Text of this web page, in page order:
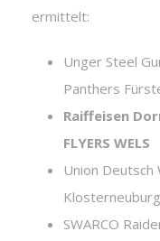
ermittelt:
Unger Steel
Panthers
Raiffeisen
FLYERS WELS
Union Deutsch
Klosterneuburg
SWARCO